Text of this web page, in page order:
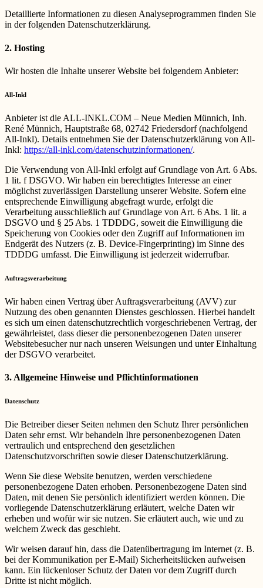
Detaillierte Informationen zu diesen Analyseprogrammen finden Sie
in der folgenden Datenschutzerklärung.
2. Hosting
Wir hosten die Inhalte unserer Website bei folgendem Anbieter:
All-Inkl
Anbieter ist die ALL-INKL.COM – Neue Medien Münnich, Inh.
René Münnich, Hauptstraße 68, 02742 Friedersdorf (nachfolgend
All-Inkl). Details entnehmen Sie der Datenschutzerklärung von All-
Inkl: https://all-inkl.com/datenschutzinformationen/.
Die Verwendung von All-Inkl erfolgt auf Grundlage von Art. 6 Abs.
1 lit. f DSGVO. Wir haben ein berechtigtes Interesse an einer
möglichst zuverlässigen Darstellung unserer Website. Sofern eine
entsprechende Einwilligung abgefragt wurde, erfolgt die
Verarbeitung ausschließlich auf Grundlage von Art. 6 Abs. 1 lit. a
DSGVO und § 25 Abs. 1 TDDDG, soweit die Einwilligung die
Speicherung von Cookies oder den Zugriff auf Informationen im
Endgerät des Nutzers (z. B. Device-Fingerprinting) im Sinne des
TDDDG umfasst. Die Einwilligung ist jederzeit widerrufbar.
Auftragsverarbeitung
Wir haben einen Vertrag über Auftragsverarbeitung (AVV) zur
Nutzung des oben genannten Dienstes geschlossen. Hierbei handelt
es sich um einen datenschutzrechtlich vorgeschriebenen Vertrag, der
gewährleistet, dass dieser die personenbezogenen Daten unserer
Websitebesucher nur nach unseren Weisungen und unter Einhaltung
der DSGVO verarbeitet.
3. Allgemeine Hinweise und Pflicht­informationen
Datenschutz
Die Betreiber dieser Seiten nehmen den Schutz Ihrer persönlichen
Daten sehr ernst. Wir behandeln Ihre personenbezogenen Daten
vertraulich und entsprechend den gesetzlichen
Datenschutzvorschriften sowie dieser Datenschutzerklärung.
Wenn Sie diese Website benutzen, werden verschiedene
personenbezogene Daten erhoben. Personenbezogene Daten sind
Daten, mit denen Sie persönlich identifiziert werden können. Die
vorliegende Datenschutzerklärung erläutert, welche Daten wir
erheben und wofür wir sie nutzen. Sie erläutert auch, wie und zu
welchem Zweck das geschieht.
Wir weisen darauf hin, dass die Datenübertragung im Internet (z. B.
bei der Kommunikation per E-Mail) Sicherheitslücken aufweisen
kann. Ein lückenloser Schutz der Daten vor dem Zugriff durch
Dritte ist nicht möglich.